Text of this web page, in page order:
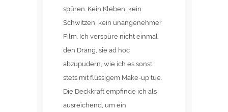
spüren. Kein Kleben, kein
Schwitzen, kein unangenehmer
Film. Ich verspüre nicht einmal
den Drang, sie ad hoc
abzupudern, wie ich es sonst
stets mit flüssigem Make-up tue.
Die Deckkraft empfinde ich als
ausreichend, um ein